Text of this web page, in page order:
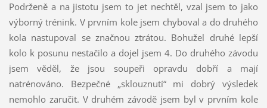
Podrženě a na jistotu jsem to jet nechtěl, vzal jsem to jako
výborný trénink. V prvním kole jsem chyboval a do druhého
kola nastupoval se značnou ztrátou. Bohužel druhé lepší
kolo k posunu nestačilo a dojel jsem 4. Do druhého závodu
jsem věděl, že jsou soupeři opravdu dobří a mají
natrénováno. Bezpečné „sklouznutí“ mi dobrý výsledek
nemohlo zaručit. V druhém závodě jsem byl v prvním kole